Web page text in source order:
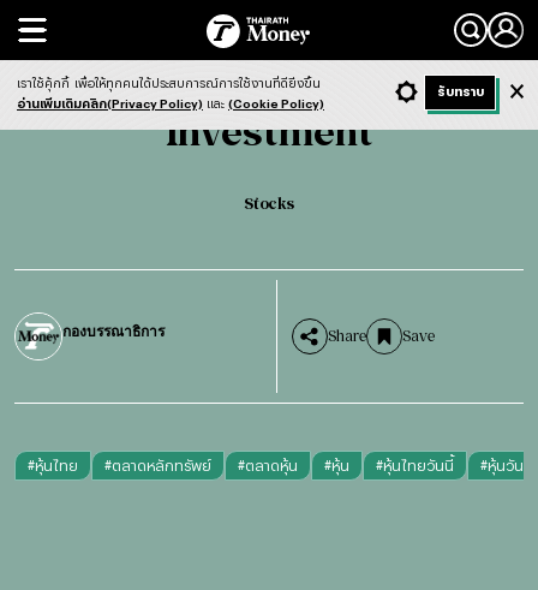
Search
Investment Stocks
Investment
Stocks
กองบรรณาธิการ Share Save
#หุ้นไทย #ตลาดหลักทรัพย์ #ตลาดหุ้น #หุ้น #หุ้นไทยวันนี้ #หุ้นวันนี้
- ก + ก Dark ฟังข่าว
เราใช้คุ้กกี้ เพื่อให้ทุกคนได้ประสบการณ์การใช้งานที่ดียิ่งขึ้น
อ่านเพิ่มเติมคลิก(Privacy Policy) และ (Cookie Policy)
รับทราบ